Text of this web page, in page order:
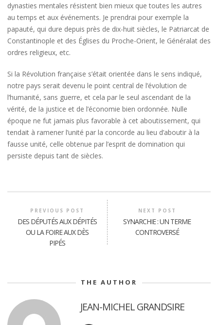
dynasties mentales résistent bien mieux que toutes les autres
au temps et aux événements. Je prendrai pour exemple la
papauté, qui dure depuis près de dix-huit siècles, le Patriarcat de
Constantinople et des Églises du Proche-Orient, le Généralat des
ordres religieux, etc.
Si la Révolution française s’était orientée dans le sens indiqué,
notre pays serait devenu le point central de l’évolution de
l’humanité, sans guerre, et cela par le seul ascendant de la
vérité, de la justice et de l’économie bien ordonnée. Nulle
époque ne fut jamais plus favorable à cet aboutissement, qui
tendait à ramener l’unité par la concorde au lieu d’aboutir à la
fausse unité, celle obtenue par l’esprit de domination qui
persiste depuis tant de siècles.
PREVIOUS POST
DES DÉPUTÉS AUX DÉPITÉS
OU LA FOIRE AUX DÈS
PIPÉS
NEXT POST
SYNARCHIE : UN TERME
CONTROVERSÉ
THE AUTHOR
JEAN-MICHEL GRANDSIRE